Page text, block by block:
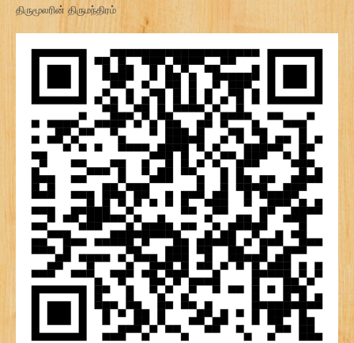
திருமூலரின் திருமந்திரம்